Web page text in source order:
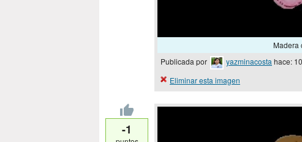
Madera
Publicada por yazminacosta hace:
Eliminar esta imagen
-1